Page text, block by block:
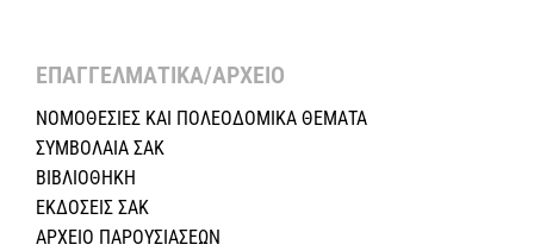
ΕΠΑΓΓΕΛΜΑΤΙΚΑ/ΑΡΧΕΙΟ ​
ΝΟΜΟΘΕΣΙΕΣ KAI ΠΟΛΕΟΔΟΜΙΚΑ ΘΕΜΑΤΑ
ΣΥΜΒΟΛΑΙΑ ΣΑΚ
ΒΙΒΛΙΟΘΗΚΗ
ΕΚΔΟΣΕΙΣ ΣΑΚ
ΑΡΧΕΙΟ ΠΑΡΟΥΣΙΑΣΕΩΝ